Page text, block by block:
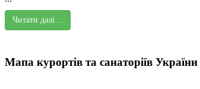
Читати далі…
Мапа курортів та санаторіїв України